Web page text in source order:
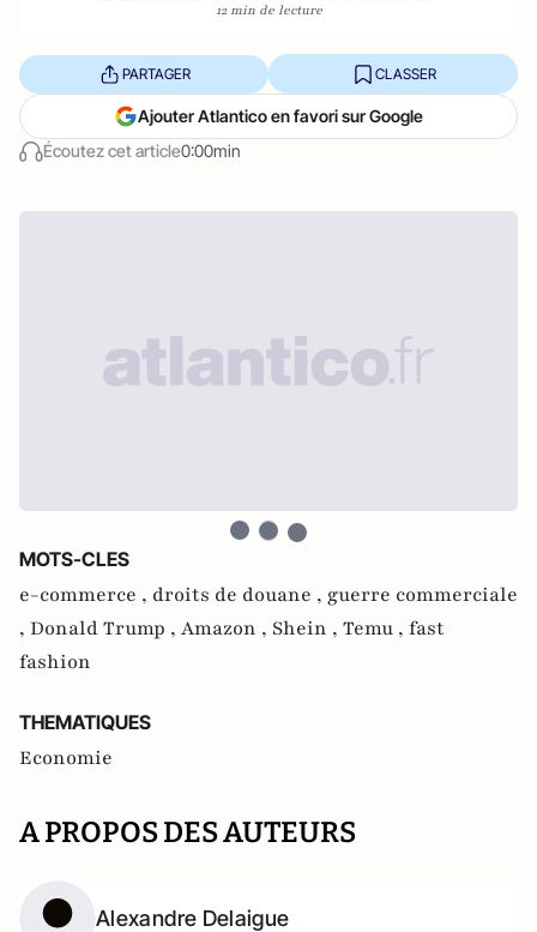
12 min de lecture
Écoutez cet article0:00min
PARTAGER CLASSER
Ajouter Atlantico en favori sur Google
MOTS-CLES
e-commerce , droits de douane , guerre commerciale
, Donald Trump , Amazon , Shein , Temu , fast
fashion
THEMATIQUES
Economie
A PROPOS DES AUTEURS
Alexandre Delaigue